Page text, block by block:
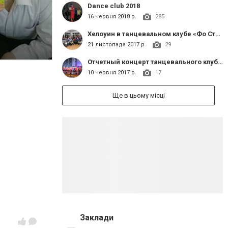
Dance club 2018
16 червня 2018 р. 285
Хелоуин в танцевальном клубе «Фо Степ»
21 листопада 2017 р. 29
Отчетный концерт танцевального клуба Фо степ
10 червня 2017 р. 17
Ще в цьому місці
Заклади